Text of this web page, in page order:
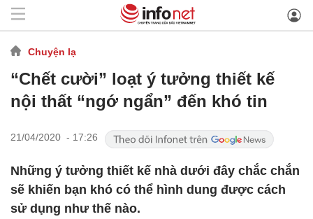
Chuyện lạ
“Chết cười” loạt ý tưởng thiết kế
nội thất “ngớ ngẩn” đến khó tin
21/04/2020 - 17:26
Những ý tưởng thiết kế nhà dưới đây chắc chắn
sẽ khiến bạn khó có thể hình dung được cách
sử dụng như thế nào.